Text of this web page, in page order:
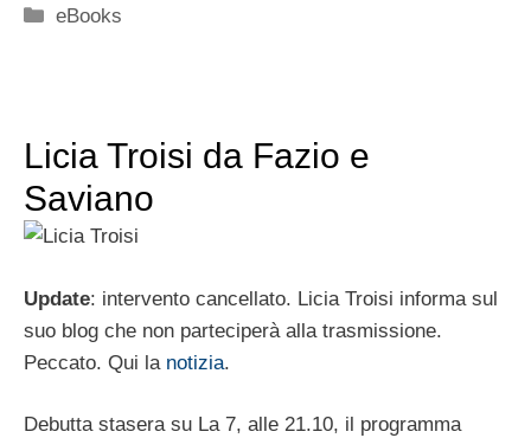
Categorie
eBooks
Licia Troisi da Fazio e
Saviano
Update: intervento cancellato. Licia Troisi informa sul
suo blog che non parteciperà alla trasmissione.
Peccato. Qui la notizia.
Debutta stasera su La 7, alle 21.10, il programma